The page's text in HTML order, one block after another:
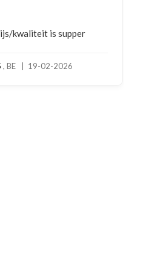
goede prijzen en
met gifts, waardoor je